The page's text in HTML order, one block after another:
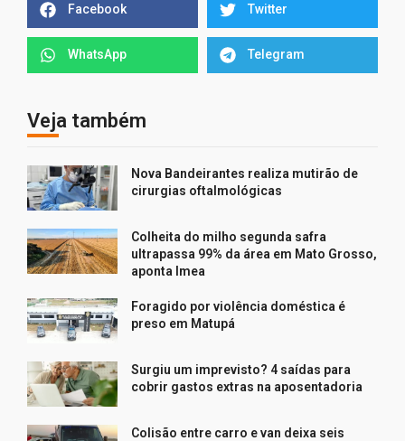
Facebook Twitter
WhatsApp Telegram
Veja também
Nova Bandeirantes realiza mutirão de
cirurgias oftalmológicas
Colheita do milho segunda safra
ultrapassa 99% da área em Mato Grosso,
aponta Imea
Foragido por violência doméstica é
preso em Matupá
Surgiu um imprevisto? 4 saídas para
cobrir gastos extras na aposentadoria
Colisão entre carro e van deixa seis